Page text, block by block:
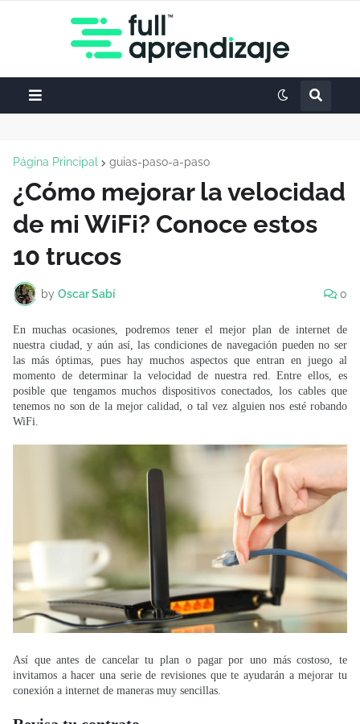
Página Principal guias-paso-a-paso
¿Cómo mejorar la velocidad
de mi WiFi? Conoce estos
10 trucos
by Oscar Sabí 0
En muchas ocasiones, podremos tener el mejor plan de internet de
nuestra ciudad, y aún así, las condiciones de navegación pueden no ser
las más óptimas, pues hay muchos aspectos que entran en juego al
momento de determinar la velocidad de nuestra red. Entre ellos, es
posible que tengamos muchos dispositivos conectados, los cables que
tenemos no son de la mejor calidad, o tal vez alguien nos esté robando
WiFi.
Así que antes de cancelar tu plan o pagar por uno más costoso, te
invitamos a hacer una serie de revisiones que te ayudarán a mejorar tu
conexión a internet de maneras muy sencillas.